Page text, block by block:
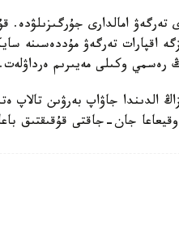
امالدارى جۇرگىزىلۋدە.
اقپارات تەرگەۋ مۇددەسىنە
رەسمي وكىلى مەيىرىم ەرداۋلەت.
الدىندا جاۋاپ بەرۋىن
وقيعاعا جان-جاقتى قۇقىقتىق